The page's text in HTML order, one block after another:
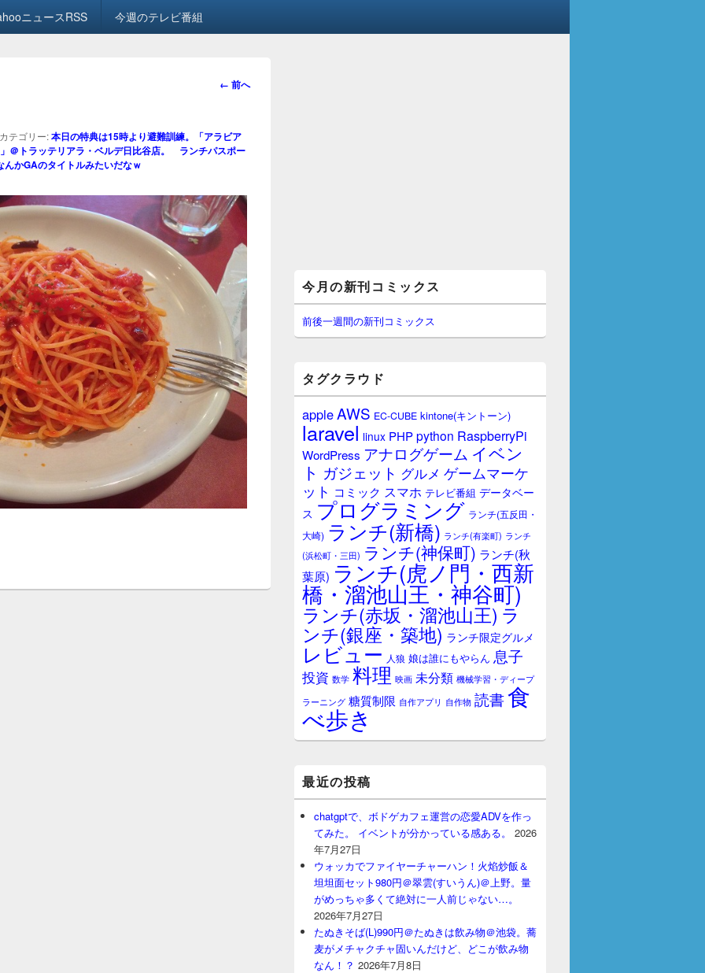
ニュースRSS 今週のテレビ番組
画
ビ
ゲ
ョ
ン
← 前へ
テゴリー:本日の特典は15時より避難訓練。「アラビア
＠トラッテリアラ・ベルデ日比谷店。 ランチパスポー
かGAのタイトルみたいだなｗ
イ
ン
サ
イ
ー
ジ
ッ
ト
今月の新刊コミックス
前後一週間の新刊コミックス
タグクラウド
appleAWS EC-CUBE kintone(キントーン)
laravel linux PHPpython RaspberryPi
WordPress アナログゲーム イベン
ト ガジェット グルメ ゲームマーケ
ット コミック スマホ テレビ番組 データベー
ス プログラミング ランチ(五反田・
大崎) ランチ(新橋) ランチ(有楽町) ランチ
(浜松町・三田) ランチ(神保町) ランチ(秋
葉原) ランチ(虎ノ門・西新
橋・溜池山王・神谷町)
ランチ(赤坂・溜池山王) ラ
ンチ(銀座・築地) ランチ限定グルメ
レビュー 人狼 娘は誰にもやらん 息子
投資 数学 料理 映画 未分類 機械学習・ディープ
ラーニング 糖質制限 自作アプリ 自作物 読書食
べ歩き
最近の投稿
chatgptで、ボドゲカフェ運営の恋愛ADVを作っ
てみた。 イベントが分かっている感ある。
2026
年7月27日
ウォッカでファイヤーチャーハン！火焰炒飯＆
坦坦面セット980円＠翠雲(すいうん)＠上野。量
がめっちゃ多くて絶対に一人前じゃない…。
2026年7月27日
たぬきそば(L)990円＠たぬきは飲み物＠池袋。蕎
麦がメチャクチャ固いんだけど、どこが飲み物
なん！？ 2026年7月8日